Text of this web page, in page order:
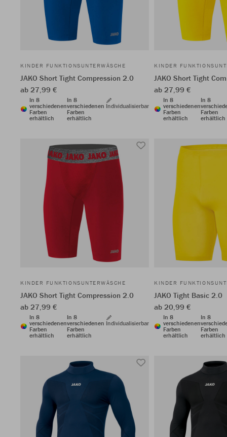
KINDER FUNKTIONSUNTERWÄSCHE
JAKO Short Tight Compression 2.0
ab 27,99 €
In 8
verschiedenen
Farben
erhältlich
In 8
verschiedenen
Farben
erhältlich
Individualisierbar
KINDER
JAKO Short Tight
ab 27,99 €
In 8
verschiedenen
Farben
erhältlich
In 8
Farben
erhältlich
KINDER FUNKTIONSUNTERWÄSCHE
JAKO Short Tight Compression 2.0
ab 27,99 €
In 8
verschiedenen
Farben
erhältlich
In 8
verschiedenen
Farben
erhältlich
Individualisierbar
KINDER
JAKO Tight Basic 2.0
ab 20,99 €
In 8
verschiedenen
Farben
erhältlich
In 8
Farben
erhältlich